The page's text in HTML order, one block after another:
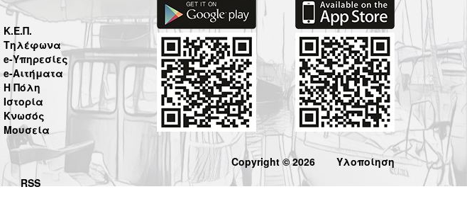
Κ.Ε.Π.
Τηλέφωνα
e-Υπηρεσίες
e-Αιτήματα
Η Πόλη
Ιστορία
Κνωσός
Μουσεία
RSS
Copyright © 2026 Υλοποίηση